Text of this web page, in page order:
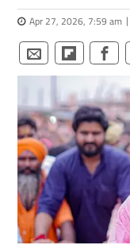
Apr 27, 2026, 7:59 am